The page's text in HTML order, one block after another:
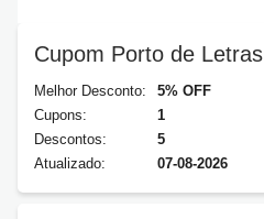
Cupom Porto de Letras
Melhor Desconto:
5% OFF
Cupons:
1
Descontos:
5
Atualizado:
07-08-2026